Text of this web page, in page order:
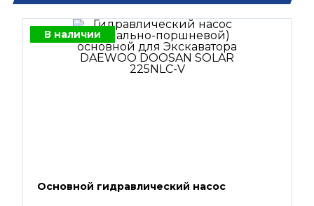
В наличии
Основной гидравлический насос